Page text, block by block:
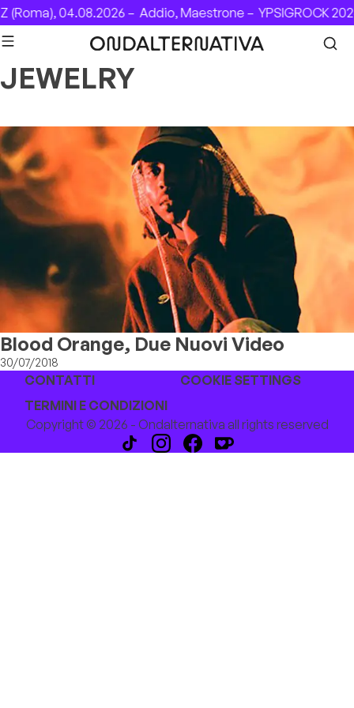
Skip to content
(Roma), 04.08.2026 – Addio, Maestrone – YPSIGROCK
JEWELRY
Blood Orange, Due Nuovi Video
30/07/2018
CONTATTI
COOKIE SETTINGS
TERMINI E CONDIZIONI
Copyright © 2026 - Ondalternativa all rights reserved